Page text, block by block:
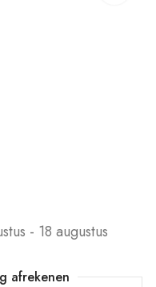
- 18 augustus
afrekenen